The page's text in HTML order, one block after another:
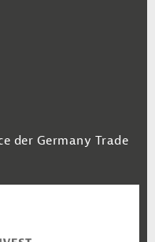
der Germany Trade